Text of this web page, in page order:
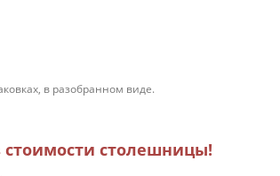
в разобранном виде.
стоимости столешницы!